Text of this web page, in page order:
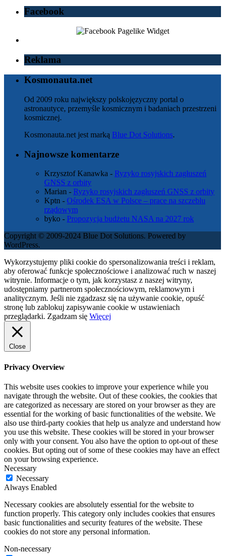
Facebook
Reklama
Kosmonauta.net
Od 2009 roku największy polskojęzyczny portal o
astronautyce, przemyśle kosmicznym i badaniach przestrzeni
kosmicznej.
Kosmonauta.net jest marką Blue Dot Solutions.
Najnowsze komentarze
Krzysztof Kanawka - Ryzyko rosyjskich zagłuszeń
GNSS z orbity
Marian - Ryzyko rosyjskich zagłuszeń GNSS z orbity
Kptn - Ośrodek ESA w Polsce – prace na szczeblu
rządowym
byko - Propozycja budżetu NASA na 2027 rok
Copyright © 2009-2024 Blue Dot Solutions. Powered by
WordPress.
Wykorzystujemy pliki cookie do spersonalizowania treści i reklam,
aby oferować funkcje społecznościowe i analizować ruch w naszej
witrynie. Informacje o tym, jak korzystasz z naszej witryny,
udostępniamy partnerom społecznościowym, reklamowym i
analitycznym. Jeśli nie zgadzasz się na używanie cookie, opuść
stronę lub zablokuj zapisywanie cookie w ustawieniach
przeglądarki. Zgadzam się Więcej
Close
Privacy Overview
This website uses cookies to improve your experience while you
navigate through the website. Out of these cookies, the cookies that
are categorized as necessary are stored on your browser as they are
essential for the working of basic functionalities of the website. We
also use third-party cookies that help us analyze and understand how
you use this website. These cookies will be stored in your browser
only with your consent. You also have the option to opt-out of these
cookies. But opting out of some of these cookies may have an effect
on your browsing experience.
Necessary
Necessary
Always Enabled
Necessary cookies are absolutely essential for the website to
function properly. This category only includes cookies that ensures
basic functionalities and security features of the website. These
cookies do not store any personal information.
Non-necessary